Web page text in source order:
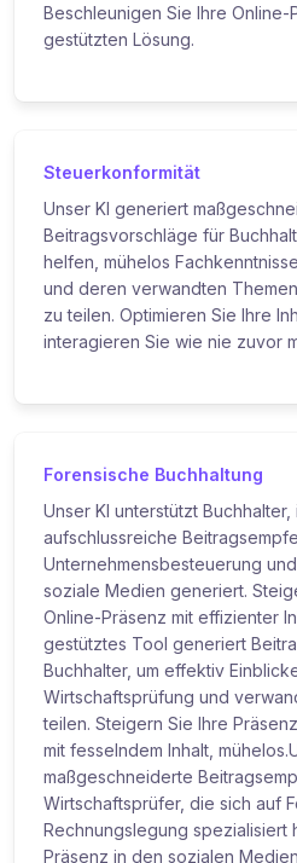
Beschleunigen Sie Ihre Online-
gestützten Lösung.
Steuerkonformität
Unser KI generiert
Beitragsvorschläge für
helfen, mühelos
und deren verwandten
zu teilen. Optimieren Sie Ihre
interagieren Sie wie nie zuvor
Forensische Buchhaltung
Unser KI unterstützt Buchhalter,
aufschlussreiche
Unternehmensbesteuerung
soziale Medien generiert.
Online-Präsenz mit effizienter
gestütztes Tool generiert
Buchhalter, um effektiv
Wirtschaftsprüfung und
teilen. Steigern Sie Ihre
mit fesselndem Inhalt,
maßgeschneiderte
Wirtschaftsprüfer, die sich auf
Rechnungslegung spezialisiert
Präsenz in den sozialen